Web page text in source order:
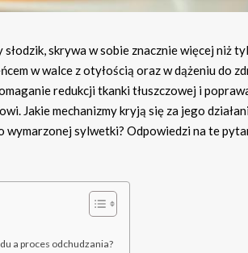
skrywa w sobie znacznie więcej niż
w walce z otyłością oraz w dążeniu do
redukcji tkanki tłuszczowej i
Jakie mechanizmy kryją się za jego
sylwetki? Odpowiedzi na te
a proces odchudzania?